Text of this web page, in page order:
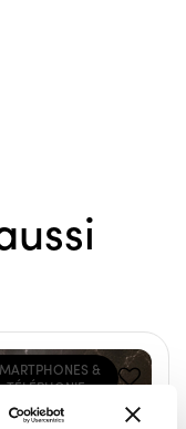
&
TÉLÉPHONIE